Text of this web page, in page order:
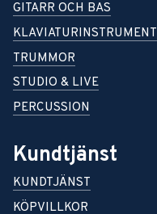
GITARR OCH BAS
KLAVIATURINSTRUMENT
TRUMMOR
STUDIO & LIVE
PERCUSSION
Kundtjänst
KUNDTJÄNST
KÖPVILLKOR